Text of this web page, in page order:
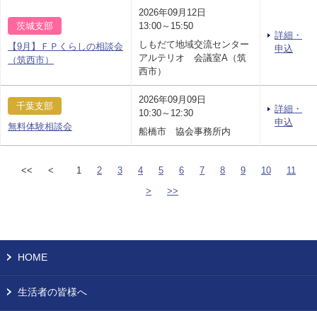
茨城支部
【9月】ＦＰくらしの相談会
（筑西市）
2026年09月12日
13:00～15:50
しもだて地域交流センター
アルテリオ 会議室A（筑
西市）
詳細・
申込
千葉支部
無料体験相談会
2026年09月09日
10:30～12:30
船橋市 協会事務所内
詳細・
申込
<< < 1 2 3 4 5 6 7 8 9 10
11
>
>>
HOME
生活者の皆様へ